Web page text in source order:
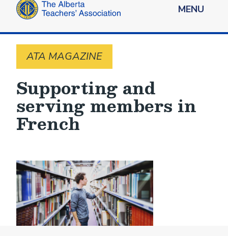
MENU
ATA MAGAZINE
Supporting and
serving members in
French